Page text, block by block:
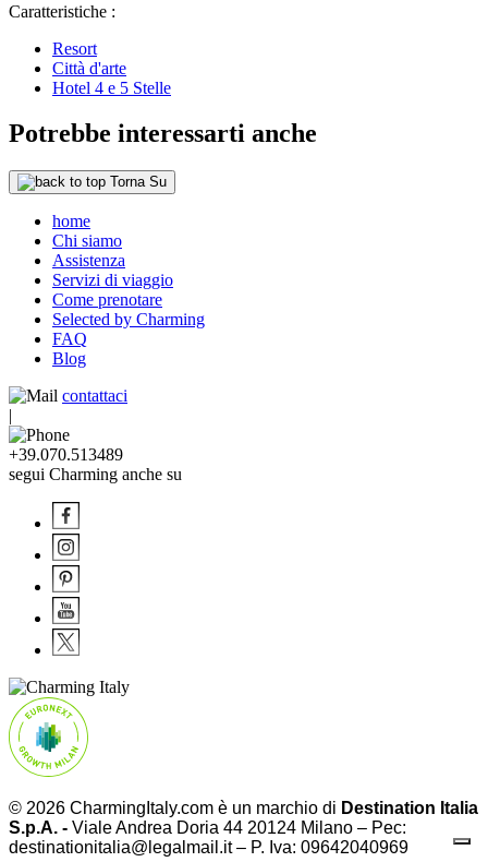
Caratteristiche :
Resort
Città d'arte
Hotel 4 e 5 Stelle
Potrebbe interessarti anche
Torna Su
home
Chi siamo
Assistenza
Servizi di viaggio
Come prenotare
Selected by Charming
FAQ
Blog
contattaci
|
+39.070.513489
segui Charming anche su
© 2026 CharmingItaly.com è un marchio di Destination Italia
S.p.A. - Viale Andrea Doria 44 20124 Milano – Pec:
destinationitalia@legalmail.it – P. Iva: 09642040969